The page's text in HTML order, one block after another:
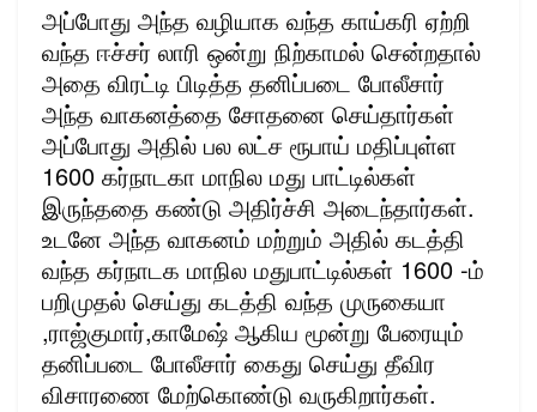
அப்போது அந்த வழியாக வந்த காய்கரி ஏற்றி
வந்த ஈச்சர் லாரி ஒன்று நிற்காமல் சென்றதால்
அதை விரட்டி பிடித்த தனிப்படை போலீசார்
அந்த வாகனத்தை சோதனை செய்தார்கள்
அப்போது அதில் பல லட்ச ரூபாய் மதிப்புள்ள
1600 கர்நாடகா மாநில மது பாட்டில்கள்
இருந்ததை கண்டு அதிர்ச்சி அடைந்தார்கள்.
உடனே அந்த வாகனம் மற்றும் அதில் கடத்தி
வந்த கர்நாடக மாநில மதுபாட்டில்கள் 1600 -ம்
பறிமுதல் செய்து கடத்தி வந்த முருகையா
,ராஜ்குமார்,காமேஷ் ஆகிய மூன்று பேரையும்
தனிப்படை போலீசார் கைது செய்து தீவிர
விசாரணை மேற்கொண்டு வருகிறார்கள்.